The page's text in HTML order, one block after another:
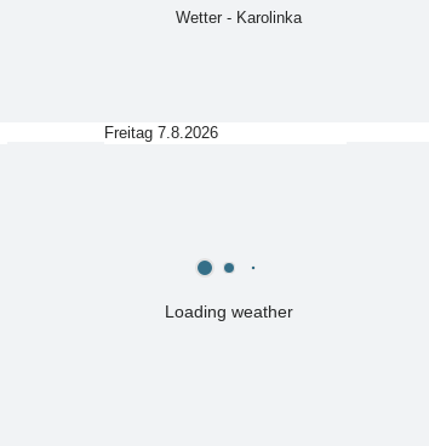
Loading weather
Freitag 7.8.2026